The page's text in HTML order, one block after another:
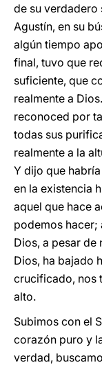
de su verdadero
Agustín, en su
algún tiempo
final, tuvo que
suficiente, que
realmente a
reconoced por
todas sus
realmente a la
Y dijo que
en la existencia
aquel que hace
podemos hacer;
Dios, a pesar de
Dios, ha bajado
crucificado, nos
alto.
Subimos con el
corazón puro y
verdad,